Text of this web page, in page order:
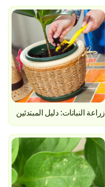
زراعة النباتات: دليل المبتدئين